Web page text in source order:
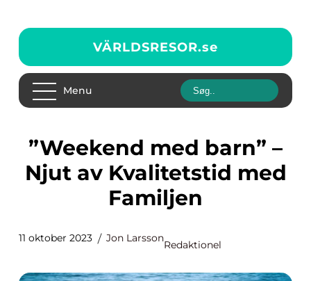
VÄRLDSRESOR.se
Menu
”Weekend med barn” –
Njut av Kvalitetstid med
Familjen
11 oktober 2023 Jon Larsson
Redaktionel